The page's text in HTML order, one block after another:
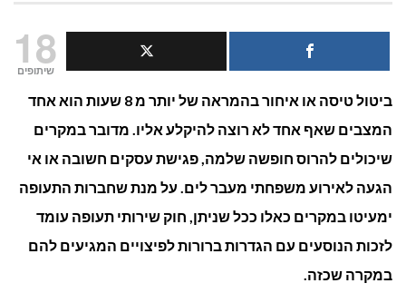
לקבל
פיצוי
על
טיסה?
18
שיתופים
ביטול טיסה או איחור בהמראה של יותר מ 8 שעות הוא אחד
המצבים שאף אחד לא רוצה להיקלע אליו. מדובר במקרים
שיכולים להרוס חופשה שלמה, פגישת עסקים חשובה או אי
הגעה לאירוע משפחתי מעבר לים. על מנת שחברות התעופה
ימעיטו במקרים כאלו ככל שניתן, חוק שירותי תעופה עומד
לזכות הנוסעים עם הגדרות ברורות לפיצויים המגיעים להם
במקרה שכזה.